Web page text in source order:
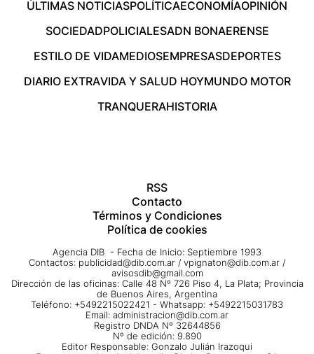
ÚLTIMAS NOTICIASPOLÍTICAECONOMÍAOPINIÓN
SOCIEDADPOLICIALESADN BONAERENSE
ESTILO DE VIDAMEDIOSEMPRESASDEPORTES
DIARIO EXTRAVIDA Y SALUD HOYMUNDO MOTOR
TRANQUERAHISTORIA
RSS
Contacto
Términos y Condiciones
Política de cookies
Agencia DIB - Fecha de Inicio: Septiembre 1993
Contactos: publicidad@dib.com.ar / vpignaton@dib.com.ar /
avisosdib@gmail.com
Dirección de las oficinas: Calle 48 Nº 726 Piso 4, La Plata; Provincia
de Buenos Aires, Argentina
Teléfono: +5492215022421 - Whatsapp: +5492215031783
Email: administracion@dib.com.ar
Registro DNDA Nº 32644856
Nº de edición: 9.890
Editor Responsable: Gonzalo Julián Irazoqui